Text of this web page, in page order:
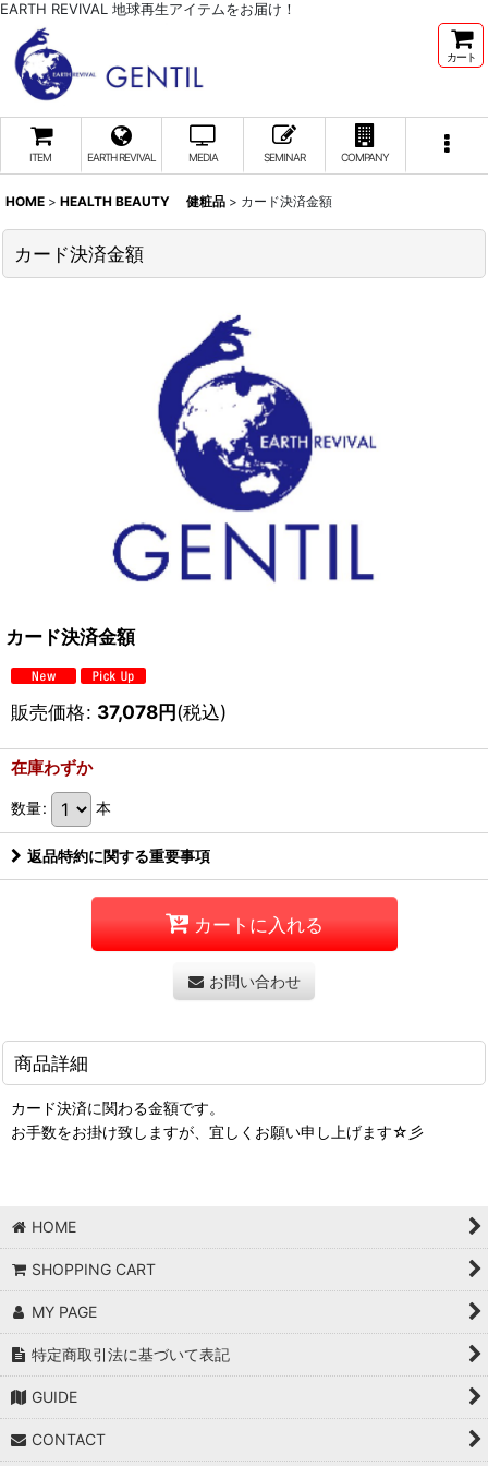
EARTH REVIVAL 地球再生アイテムをお届け！
カート
ITEM EARTH REVIVAL MEDIA SEMINAR COMPANY
HOME > HEALTH BEAUTY 健粧品 > カード決済金額
カード決済金額
カード決済金額
販売価格: 37,078円(税込)
在庫わずか
数量: 本
返品特約に関する重要事項
カートに入れる
お問い合わせ
商品詳細
カード決済に関わる金額です。
お手数をお掛け致しますが、宜しくお願い申し上げます☆彡
HOME
SHOPPING CART
MY PAGE
特定商取引法に基づいて表記
GUIDE
CONTACT